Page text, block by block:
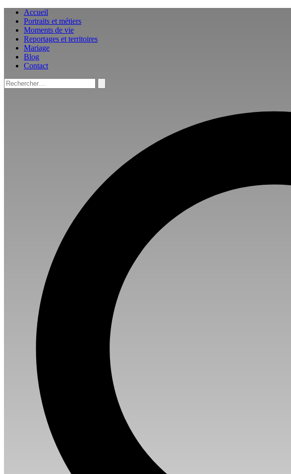
Aller
contenu
Accueil
Portraits et métiers
Moments de vie
Reportages et territoires
Mariage
Blog
Contact
Rechercher :